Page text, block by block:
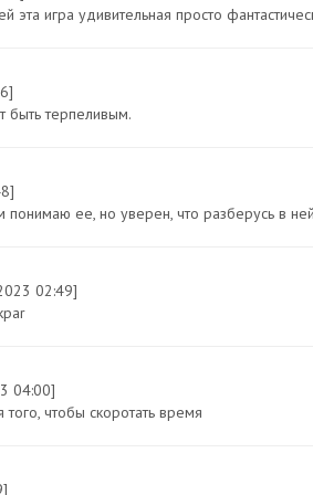
игра удивительная просто
быть терпеливым.
понимаю ее, но уверен, что разберусь в
02:49]
04:00]
чтобы скоротать время